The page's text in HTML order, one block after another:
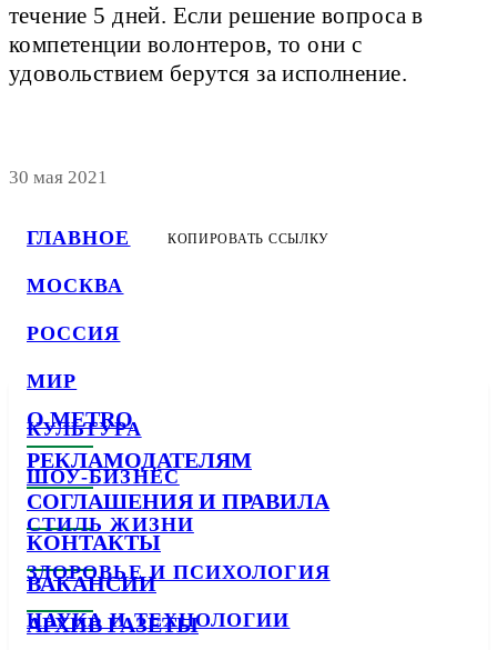
ГЛАВНОЕ
МОСКВА
РОССИЯ
МИР
КУЛЬТУРА
ШОУ-БИЗНЕС
СТИЛЬ ЖИЗНИ
ЗДОРОВЬЕ И ПСИХОЛОГИЯ
НАУКА И ТЕХНОЛОГИИ
течение 5 дней. Если решение вопроса в
компетенции волонтеров, то они с
удовольствием берутся за исполнение.
30 мая 2021
КОПИРОВАТЬ ССЫЛКУ
О METRO
РЕКЛАМОДАТЕЛЯМ
СОГЛАШЕНИЯ И ПРАВИЛА
КОНТАКТЫ
ВАКАНСИИ
АРХИВ ГАЗЕТЫ